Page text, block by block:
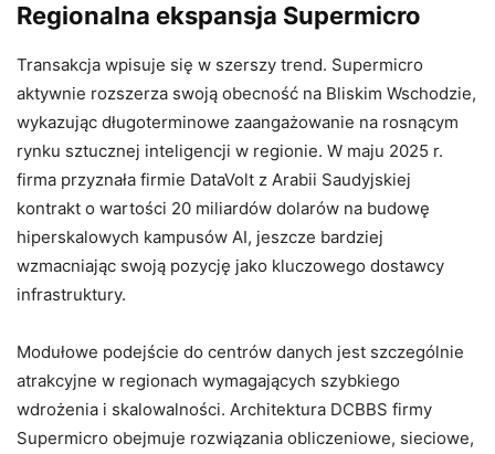
Regionalna ekspansja Supermicro
Transakcja wpisuje się w szerszy trend. Supermicro
aktywnie rozszerza swoją obecność na Bliskim Wschodzie,
wykazując długoterminowe zaangażowanie na rosnącym
rynku sztucznej inteligencji w regionie. W maju 2025 r.
firma przyznała firmie DataVolt z Arabii Saudyjskiej
kontrakt o wartości 20 miliardów dolarów na budowę
hiperskalowych kampusów AI, jeszcze bardziej
wzmacniając swoją pozycję jako kluczowego dostawcy
infrastruktury.
Modułowe podejście do centrów danych jest szczególnie
atrakcyjne w regionach wymagających szybkiego
wdrożenia i skalowalności. Architektura DCBBS firmy
Supermicro obejmuje rozwiązania obliczeniowe, sieciowe,